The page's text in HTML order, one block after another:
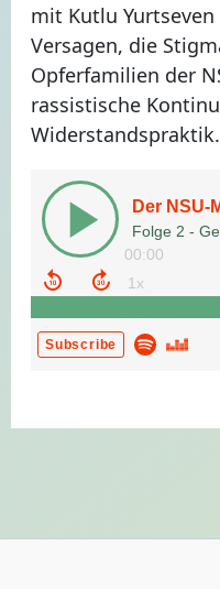
mit Kutlu
Versagen, die
Opferfamilien der
rassistische
Widerstandspraktik.